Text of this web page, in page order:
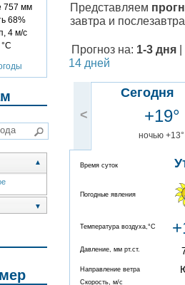
757 мм
68%
4 м/с
▲
▼
Представляем
завтра и
Прогноз на: 1-3 дня
14 дней
<
Сегодня
+19°
ночью +13°
Время суток
Погодные явления
Температура воздуха,°C
Давление, мм рт.ст.
Направление ветра
Скорость, м/с